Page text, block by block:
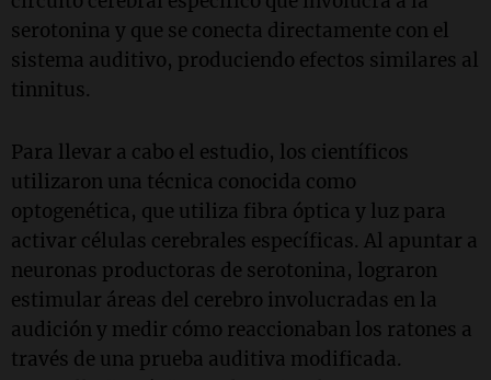
serotonina y que se conecta directamente con el
sistema auditivo, produciendo efectos similares al
tinnitus.
Para llevar a cabo el estudio, los científicos
utilizaron una técnica conocida como
optogenética, que utiliza fibra óptica y luz para
activar células cerebrales específicas. Al apuntar a
neuronas productoras de serotonina, lograron
estimular áreas del cerebro involucradas en la
audición y medir cómo reaccionaban los ratones a
través de una prueba auditiva modificada.